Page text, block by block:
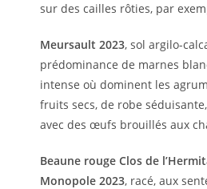
sur des cailles rôties, par
Meursault 2023, sol argilo-
prédominance de marnes
intense où dominent les
fruits secs, de robe
avec des œufs brouillés aux
Beaune rouge Clos de
Monopole 2023, racé, aux